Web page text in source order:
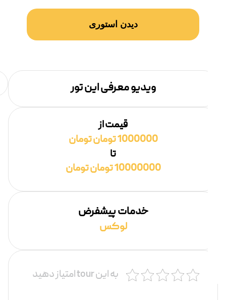
دیدن استوری
ویدیو معرفی این تور
قیمت از
1000000 تومان تومان
10000000 تومان تومان
خدمات پیشفرض
لوکس
به این tour امتیاز دهید